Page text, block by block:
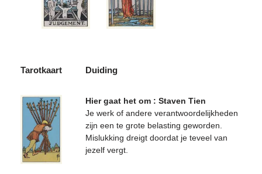
Tarotkaart Duiding
Hier gaat het om : Staven Tien
Je werk of andere verantwoordelijkheden
zijn een te grote belasting geworden.
Mislukking dreigt doordat je teveel van
jezelf vergt.